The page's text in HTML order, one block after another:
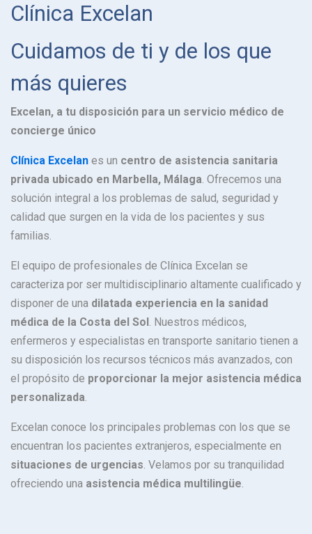
Clínica Excelan
Cuidamos de ti y de los que
más quieres
Excelan, a tu disposición para un servicio médico de
concierge único
Clínica Excelan es un centro de asistencia sanitaria
privada ubicado en Marbella, Málaga. Ofrecemos una
solución integral a los problemas de salud, seguridad y
calidad que surgen en la vida de los pacientes y sus
familias.
El equipo de profesionales de Clínica Excelan se
caracteriza por ser multidisciplinario altamente cualificado y
disponer de una dilatada experiencia en la sanidad
médica de la Costa del Sol. Nuestros médicos,
enfermeros y especialistas en transporte sanitario tienen a
su disposición los recursos técnicos más avanzados, con
el propósito de proporcionar la mejor asistencia médica
personalizada.
Excelan conoce los principales problemas con los que se
encuentran los pacientes extranjeros, especialmente en
situaciones de urgencias. Velamos por su tranquilidad
ofreciendo una asistencia médica multilingüe.